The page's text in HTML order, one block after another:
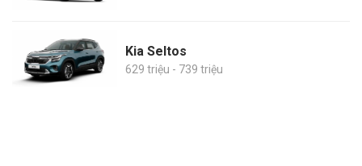
Kia Seltos
629 triệu - 739 triệu